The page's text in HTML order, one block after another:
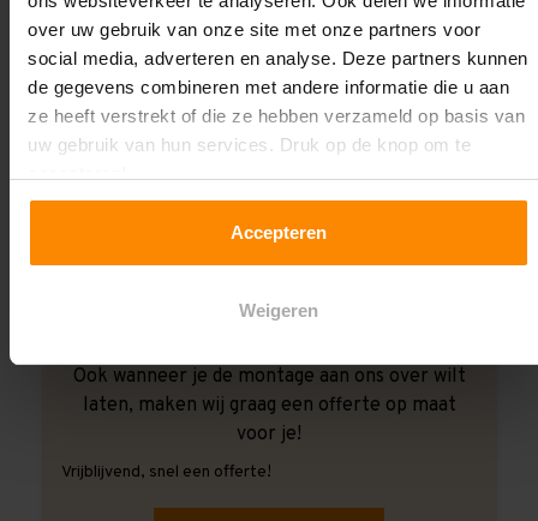
over uw gebruik van onze site met onze partners voor
social media, adverteren en analyse. Deze partners kunnen
de gegevens combineren met andere informatie die u aan
ze heeft verstrekt of die ze hebben verzameld op basis van
uw gebruik van hun services. Druk op de knop om te
Accepteren
Weigeren
Ook wanneer je de montage aan ons over wilt
laten, maken wij graag een offerte op maat
voor je!
Vrijblijvend, snel een offerte!